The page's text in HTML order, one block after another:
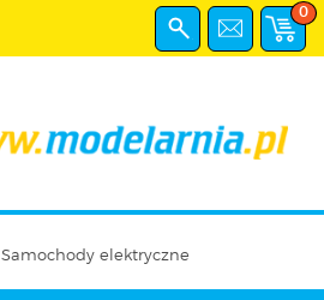
0
Samochody elektryczne